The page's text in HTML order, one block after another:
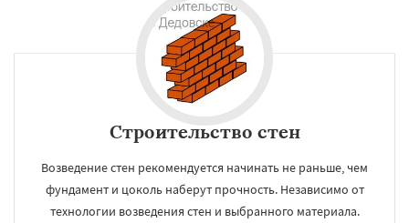
Строительство стен
Возведение стен рекомендуется начинать не раньше, чем
фундамент и цоколь наберут прочность. Независимо от
технологии возведения стен и выбранного материала.